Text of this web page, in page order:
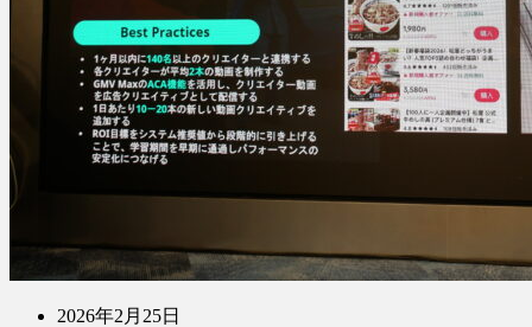
2026年2月25日